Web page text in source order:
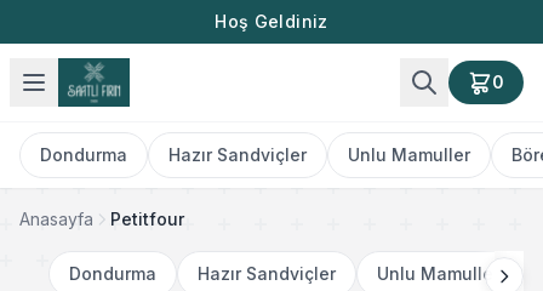
Hoş Geldiniz
0
Dondurma Hazır Sandviçler Unlu Mamuller
Anasayfa Petitfour
Dondurma Hazır Sandviçler Unlu Mamuller